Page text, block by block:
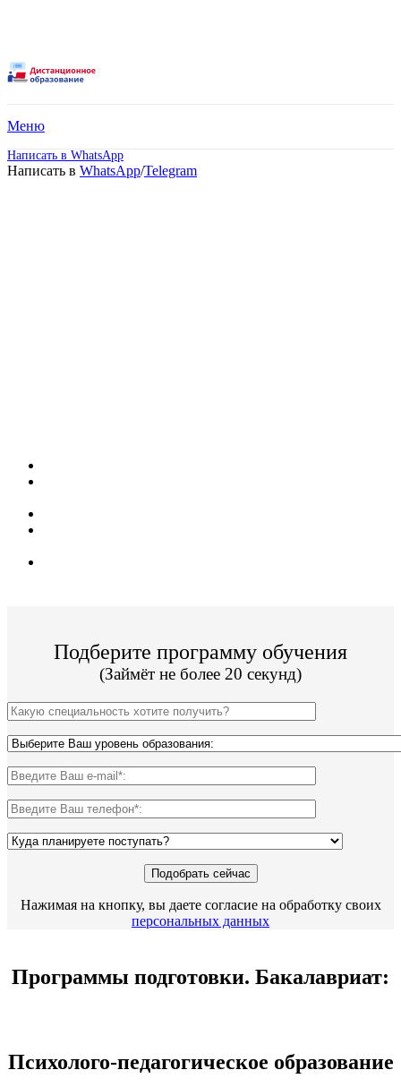
Меню
Написать в WhatsApp
Написать в WhatsApp/Telegram
Подберите программу обучения
(Займёт не более 20 секунд)
Нажимая на кнопку, вы даете согласие на обработку своих
персональных данных
Программы подготовки. Бакалавриат:
Психолого-педагогическое образование